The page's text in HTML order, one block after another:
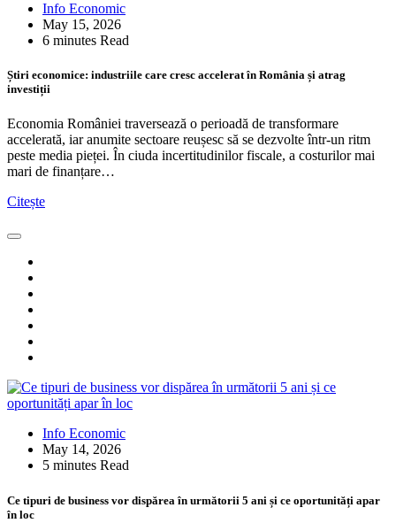
Info Economic
May 15, 2026
6 minutes Read
Știri economice: industriile care cresc accelerat în România și atrag
investiții
Economia României traversează o perioadă de transformare
accelerată, iar anumite sectoare reușesc să se dezvolte într-un ritm
peste media pieței. În ciuda incertitudinilor fiscale, a costurilor mai
mari de finanțare…
Citește
Info Economic
May 14, 2026
5 minutes Read
Ce tipuri de business vor dispărea în următorii 5 ani și ce oportunități apar
în loc